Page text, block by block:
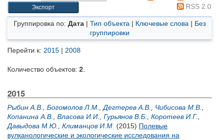
RSS 2.0
Группировка по: Дата| Тип объекта | Ключевые слова | Без
группировки
Перейти к: 2015 | 2008
Количество объектов: 2
2015
Рыбин А.В. Богомолов Л.М. Дегтерев А.В. Чибисова М.В.
Копанина А.В.
Власова И.И. Гурьянов В.Б. Коротеев И.Г.
Давыдова М.Ю.
Климанцов И.М. (2015) Полевые
вулканологические и экологические исследования на